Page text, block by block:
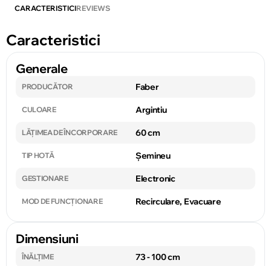
CARACTERISTICIREVIEWS
Caracteristici
Generale
PRODUCĂTOR Faber
CULOARE Argintiu
LĂȚIMEA DE ÎNCORPORARE 60 cm
TIP HOTĂ Șemineu
GESTIONARE Electronic
MOD DE FUNCȚIONARE Recirculare, Evacuare
Dimensiuni
ÎNĂLȚIME 73 - 100 cm